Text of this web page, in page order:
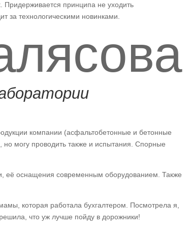
Придерживается принципа не уходить
за технологическими новинками.
компании (асфальтобетонные и бетонные
могу проводить также и испытания. Спорные
её оснащения современным оборудованием. Также
которая работала бухгалтером. Посмотрела я,
что уж лучше пойду в дорожники!